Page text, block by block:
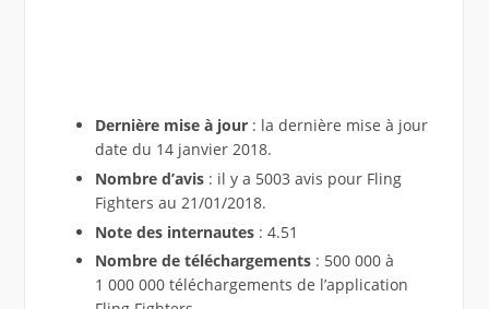
Dernière mise à jour: la dernière mise à jour
date du 14 janvier 2018.
Nombre d’avis: il y a 5003 avis pour Fling
Fighters au 21/01/2018.
Note des internautes: 4.51
Nombre de téléchargements : 500 000 à
1 000 000 téléchargements de l’application